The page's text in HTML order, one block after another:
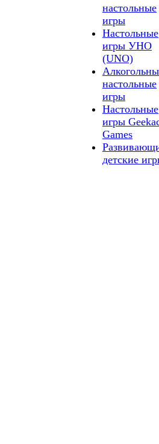
настольные
игры
Настольные
игры УНО
(UNO)
настольные
игры
Настольные
игры
Games
детские